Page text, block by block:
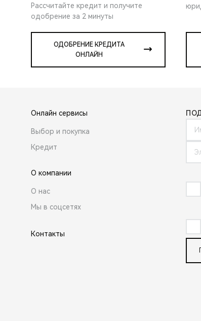
Рассчитайте кредит и получите
одобрение за 2 минуты
ОДОБРЕНИЕ КРЕДИТА
ОНЛАЙН
Онлайн сервисы
Выбор и покупка
Кредит
О компании
О нас
Мы в соцсетях
Контакты